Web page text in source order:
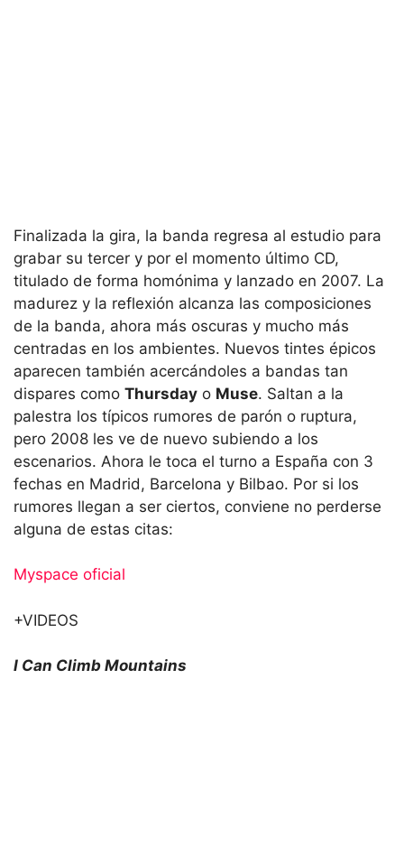
Finalizada la gira, la banda regresa al estudio para
grabar su tercer y por el momento último CD,
titulado de forma homónima y lanzado en 2007. La
madurez y la reflexión alcanza las composiciones
de la banda, ahora más oscuras y mucho más
centradas en los ambientes. Nuevos tintes épicos
aparecen también acercándoles a bandas tan
dispares como Thursday o Muse. Saltan a la
palestra los típicos rumores de parón o ruptura,
pero 2008 les ve de nuevo subiendo a los
escenarios. Ahora le toca el turno a España con 3
fechas en Madrid, Barcelona y Bilbao. Por si los
rumores llegan a ser ciertos, conviene no perderse
alguna de estas citas:
Myspace oficial
+VIDEOS
I Can Climb Mountains